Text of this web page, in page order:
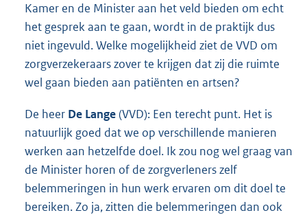
Kamer en de Minister aan het veld bieden om echt
het gesprek aan te gaan, wordt in de praktijk dus
niet ingevuld. Welke mogelijkheid ziet de VVD om
zorgverzekeraars zover te krijgen dat zij die ruimte
wel gaan bieden aan patiënten en artsen?
De heer De Lange(VVD): Een terecht punt. Het is
natuurlijk goed dat we op verschillende manieren
werken aan hetzelfde doel. Ik zou nog wel graag van
de Minister horen of de zorgverleners zelf
belemmeringen in hun werk ervaren om dit doel te
bereiken. Zo ja, zitten die belemmeringen dan ook